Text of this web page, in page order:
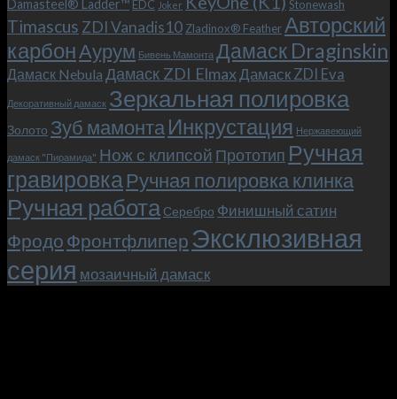
Max),
или
как
мы
прикоснулись
к
фильма.
Damasteel® Ladder™ EDC Joker Stonewash
Timascus ZDI Vanadis10 Zladinox® FeatherАвторский
карбонАурум Бивень Мамонта Дамаск Draginskin
Дамаск Nebula Дамаск ZDI ElmaxДамаск ZDI Eva
Декоративный дамаск Зеркальная полировка
Золото Зуб мамонтаИнкрустация Нержавеющий
дамаск "Пирамида" Нож с клипсой Прототип Ручная
гравировкаРучная полировка клинка
Ручная работа Серебро Финишный сатин
Фродо Фронтфлипер Эксклюзивная
серия мозаичный дамаск